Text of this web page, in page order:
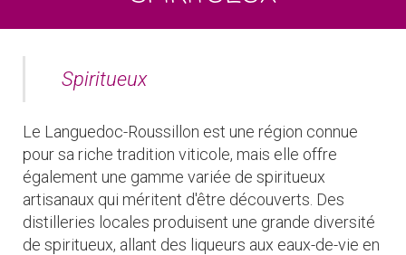
Spiritueux
Le Languedoc-Roussillon est une région connue
pour sa riche tradition viticole, mais elle offre
également une gamme variée de spiritueux
artisanaux qui méritent d'être découverts. Des
distilleries locales produisent une grande diversité
de spiritueux, allant des liqueurs aux eaux-de-vie en